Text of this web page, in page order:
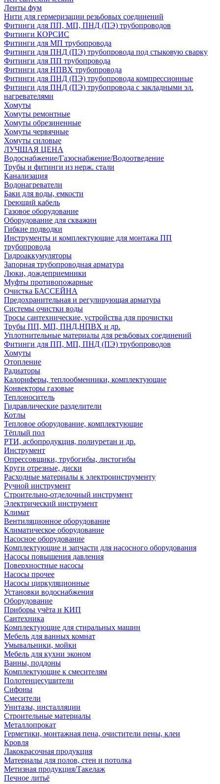
Ленты фум
Нити для гермеризации резьбовых соединений
Фитинги для ПП, МП, ПНД (ПЭ) трубопроводов
Фитинги КОРСИС
Фитинги для МП трубопровода
Фитинги для ПНД (ПЭ) трубопровода под стыковую сварку
Фитинги для ПП трубопровода
Фитинги для НПВХ трубопровода
Фитинги для ПНД (ПЭ) трубопровода компрессионные
Фитинги для ПНД (ПЭ) трубопровода с закладными эл.
нагревателями
Хомуты
Хомуты ремонтные
Хомуты обрезиненные
Хомуты червячные
Хомуты силовые
ЛУЧШАЯ ЦЕНА
Водоснабжение/Газоснабжение/Водоотведение
Трубы и фитинги из нерж. стали
Канализация
Водонагреватели
Баки для воды, емкости
Греющий кабель
Газовое оборудование
Оборудование для скважин
Гибкие подводки
Инструменты и комплектующие для монтажа ПП
трубопровода
Гидроаккумуляторы
Запорная трубопроводная арматура
Люки, дождеприемники
Муфты противопожарные
Очистка БАССЕЙНА
Предохранительная и регулирующая арматура
Системы очистки воды
Тросы сантехнические, устройства для прочистки
Трубы ПП, МП, ПНД,НПВХ и др.
Уплотнительные материалы для резьбовых соединений
Фитинги для ПП, МП, ПНД (ПЭ) трубопроводов
Хомуты
Отопление
Радиаторы
Калориферы, теплообменники, комплектующие
Конвекторы газовые
Теплоноситель
Гидравлические разделители
Котлы
Тепловое оборудование, комплектующие
Тёплый пол
РТИ, асбопродукция, полиуретан и др.
Инструмент
Опрессовщики, трубогибы, листогибы
Круги отрезные, диски
Расходные материалы к электроинструменту
Ручной инструмент
Строительно-отделочный инструмент
Электрический инструмент
Климат
Вентиляционное оборудование
Климатическое оборудование
Насосное оборудование
Комплектующие и запчасти для насосного оборудования
Насосы повышения давления
Поверхностные насосы
Насосы прочее
Насосы циркуляционные
Установки водоснабжения
Оборудование
Приборы учёта и КИП
Сантехника
Комплектующие для стиральных машин
Мебель для ванных комнат
Умывальники, мойки
Мебель для кухни эконом
Ванны, поддоны
Комплектующие к смесителям
Полотенцесушители
Сифоны
Смесители
Унитазы, инсталляции
Строительные материалы
Металлопрокат
Герметики, монтажная пена, очистители пены, клеи
Кровля
Лакокрасочная продукция
Материалы для полов, стен и потолка
Метизная продукция/Такелаж
Печное литьё